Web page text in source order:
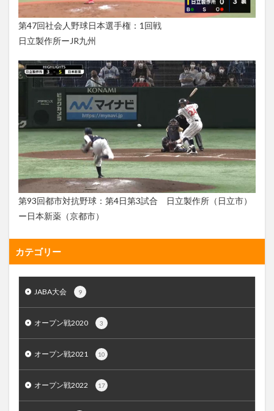
第47回社会人野球日本選手権：1回戦
日立製作所ーJR九州
第93回都市対抗野球：第4日第3試合 日立製作所（日立市）
ー日本新薬（京都市）
カテゴリー
JABA大会 9
オープン戦2020 3
オープン戦2021 10
オープン戦2022 17